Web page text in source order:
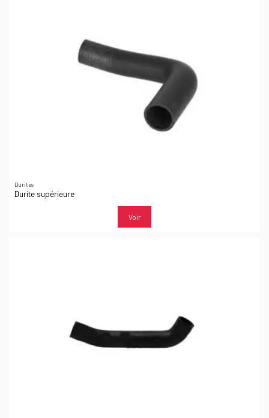
Durites
Durite supérieure
Voir